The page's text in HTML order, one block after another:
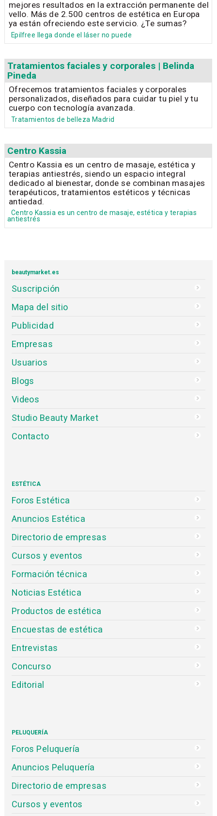
mejores resultados en la extracción permanente del
vello. Más de 2.500 centros de estética en Europa
ya están ofreciendo este servicio. ¿Te sumas?
Epilfree llega donde el láser no puede
Tratamientos faciales y corporales | Belinda
Pineda
Ofrecemos tratamientos faciales y corporales
personalizados, diseñados para cuidar tu piel y tu
cuerpo con tecnología avanzada.
Tratamientos de belleza Madrid
Centro Kassia
Centro Kassia es un centro de masaje, estética y
terapias antiestrés, siendo un espacio integral
dedicado al bienestar, donde se combinan masajes
terapéuticos, tratamientos estéticos y técnicas
antiedad.
Centro Kassia es un centro de masaje, estética y terapias
antiestrés
beautymarket.es
Suscripción
Mapa del sitio
Publicidad
Empresas
Usuarios
Blogs
Videos
Studio Beauty Market
Contacto
ESTÉTICA
Foros Estética
Anuncios Estética
Directorio de empresas
Cursos y eventos
Formación técnica
Noticias Estética
Productos de estética
Encuestas de estética
Entrevistas
Concurso
Editorial
PELUQUERÍA
Foros Peluquería
Anuncios Peluquería
Directorio de empresas
Cursos y eventos